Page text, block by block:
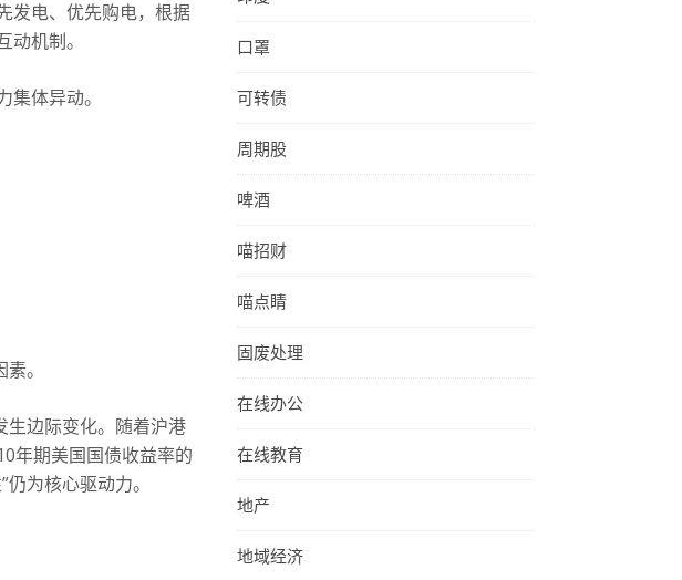
发电、优先购电，根据
机制。
体异动。
。
生边际变化。随着沪港
年期美国国债收益率的
为核心驱动力。
口罩
可转债
周期股
啤酒
喵招财
喵点睛
固废处理
在线办公
在线教育
地产
地域经济